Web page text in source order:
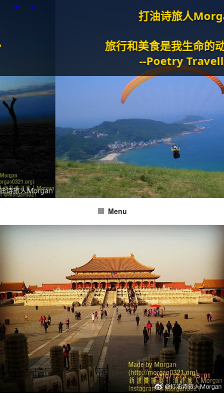
打油诗旅人Morgan
旅行和美食是我生命的动力泉
--Poetry Traveller
Menu